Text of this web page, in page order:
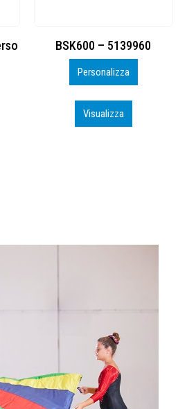
DTF
Personalizza
Visualizza